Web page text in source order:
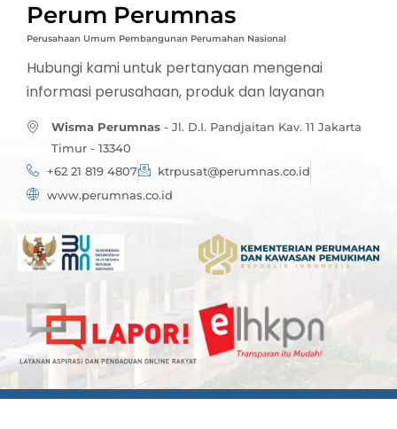
Perum Perumnas
Perusahaan Umum Pembangunan Perumahan Nasional
Hubungi kami untuk pertanyaan mengenai
informasi perusahaan, produk dan layanan
Wisma Perumnas- Jl. D.I. Pandjaitan Kav. 11 Jakarta
Timur - 13340
+62 21 819 4807
ktrpusat@perumnas.co.id
www.perumnas.co.id